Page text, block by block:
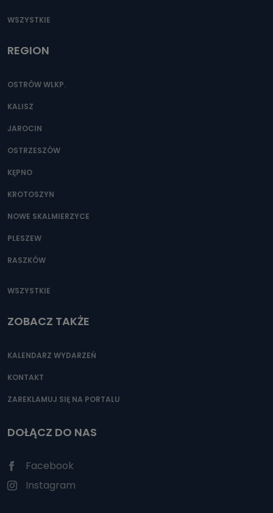
WSZYSTKIE
REGION
OSTRÓW WLKP.
KALISZ
JAROCIN
OSTRZESZÓW
KĘPNO
KROTOSZYN
NOWE SKALMIERZYCE
PLESZEW
RASZKÓW
WSZYSTKIE
ZOBACZ TAKŻE
KALENDARZ WYDARZEŃ
KONTAKT
ZAREKLAMUJ SIĘ NA PORTALU
DOŁĄCZ DO NAS
Facebook
Instagram